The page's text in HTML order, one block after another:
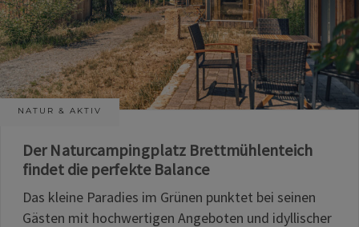
NATUR & AKTIV
Der Naturcampingplatz Brettmühlenteich
findet die perfekte Balance
Das kleine Paradies im Grünen punktet bei seinen
Gästen mit hochwertigen Angeboten und idyllischer